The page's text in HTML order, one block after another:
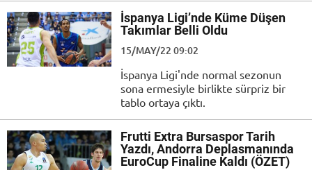
İspanya Ligi’nde Küme Düşen
Takımlar Belli Oldu
15/MAY/22 09:02
İspanya Ligi'nde normal sezonun
sona ermesiyle birlikte sürpriz bir
tablo ortaya çıktı.
Frutti Extra Bursaspor Tarih
Yazdı, Andorra Deplasmanında
EuroCup Finaline Kaldı (ÖZET)